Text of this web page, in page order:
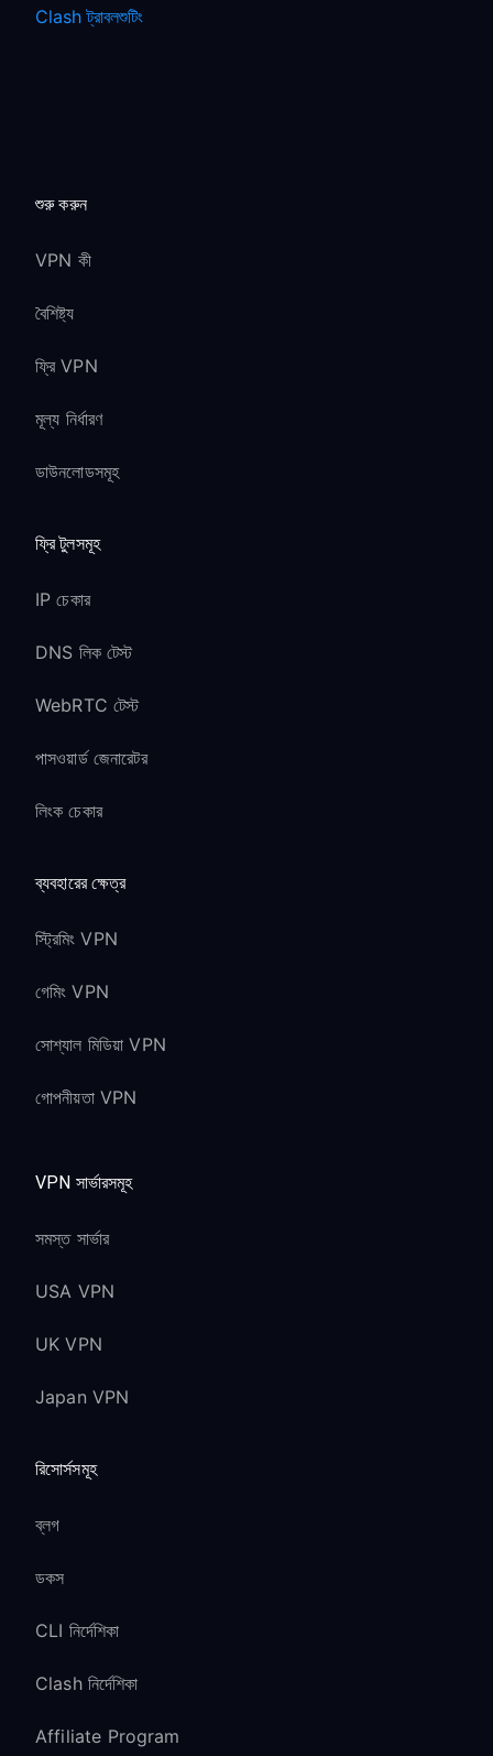
Clash ট্রাবলশুটিং
শুরু করুন
VPN কী
বৈশিষ্ট্য
ফ্রি VPN
মূল্য নির্ধারণ
ডাউনলোডসমূহ
ফ্রি টুলসমূহ
IP চেকার
DNS লিক টেস্ট
WebRTC টেস্ট
পাসওয়ার্ড জেনারেটর
লিংক চেকার
ব্যবহারের ক্ষেত্র
স্ট্রিমিং VPN
গেমিং VPN
সোশ্যাল মিডিয়া VPN
গোপনীয়তা VPN
VPN সার্ভারসমূহ
সমস্ত সার্ভার
USA VPN
UK VPN
Japan VPN
রিসোর্সসমূহ
ব্লগ
ডকস
CLI নির্দেশিকা
Clash নির্দেশিকা
Affiliate Program